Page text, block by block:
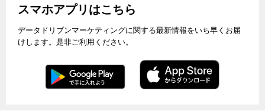
スマホアプリはこちら
データドリブンマーケティングに関する最新情報をいち早くお届
けします。是非ご利用ください。